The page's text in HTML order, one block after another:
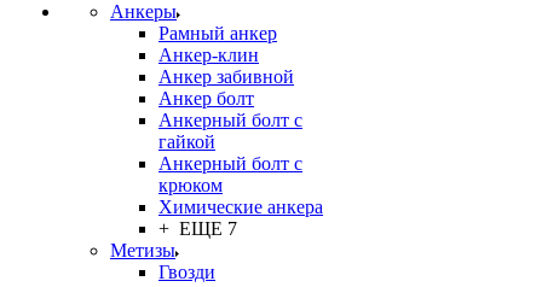
Анкеры
Рамный анкер
Анкер-клин
Анкер забивной
Анкер болт
Анкерный болт с
гайкой
Анкерный болт с
крюком
Химические анкера
+ ЕЩЕ 7
Метизы
Гвозди